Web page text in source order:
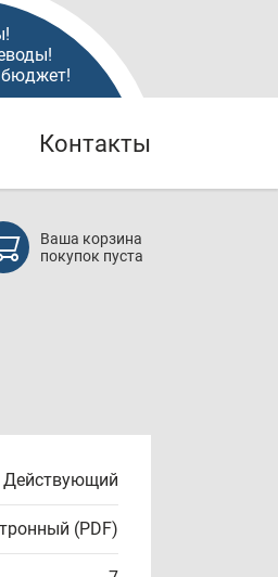
Контакты
Ваша корзина
покупок пуста
Действующий
(PDF)